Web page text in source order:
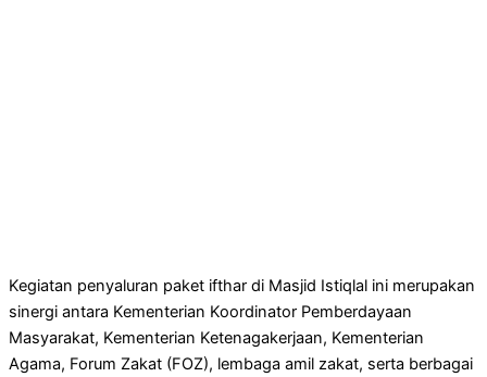
Kegiatan penyaluran paket ifthar di Masjid Istiqlal ini merupakan
sinergi antara Kementerian Koordinator Pemberdayaan
Masyarakat, Kementerian Ketenagakerjaan, Kementerian
Agama, Forum Zakat (FOZ), lembaga amil zakat, serta berbagai